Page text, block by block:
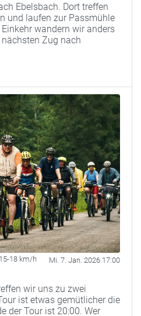
Ebelsbach. Dort treffen
und laufen zur Passmühle
wandern wir anders
Zug nach
15-18 km/h Mi. 7. Jan. 2026 17:00
wir uns zu zwei
ist etwas gemütlicher die
der Tour ist 20:00. Wer